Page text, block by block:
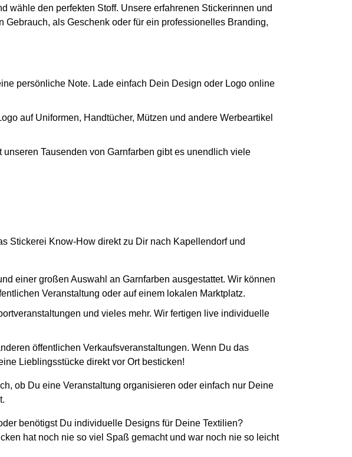
wähle den perfekten Stoff. Unsere erfahrenen Stickerinnen und
als Geschenk oder für ein professionelles Branding,
persönliche Note. Lade einfach Dein Design oder Logo online
auf Uniformen, Handtücher, Mützen und andere Werbeartikel
Tausenden von Garnfarben gibt es unendlich viele
Stickerei Know-How direkt zu Dir nach Kapellendorf und
einer großen Auswahl an Garnfarben ausgestattet. Wir können
Veranstaltung oder auf einem lokalen Marktplatz.
und vieles mehr. Wir fertigen live individuelle
öffentlichen Verkaufsveranstaltungen. Wenn Du das
Lieblingsstücke direkt vor Ort besticken!
ob Du eine Veranstaltung organisieren oder einfach nur Deine
benötigst Du individuelle Designs für Deine Textilien?
hat noch nie so viel Spaß gemacht und war noch nie so leicht